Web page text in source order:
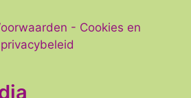
- Cookies en
privacybeleid